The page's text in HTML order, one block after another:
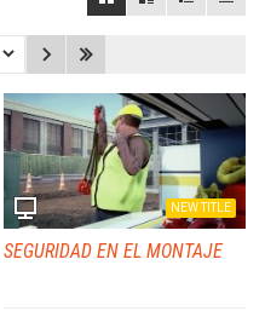
SEGURIDAD EN EL MONTAJE
NEW TITLE